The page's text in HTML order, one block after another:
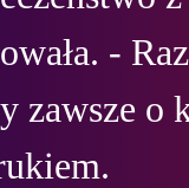
-
zawsze o